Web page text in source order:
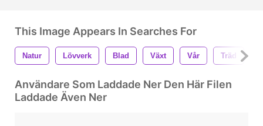
This Image Appears In Searches For
Natur Lövverk Blad Växt Vår Träd
Användare Som Laddade Ner Den Här Filen
Laddade Även Ner